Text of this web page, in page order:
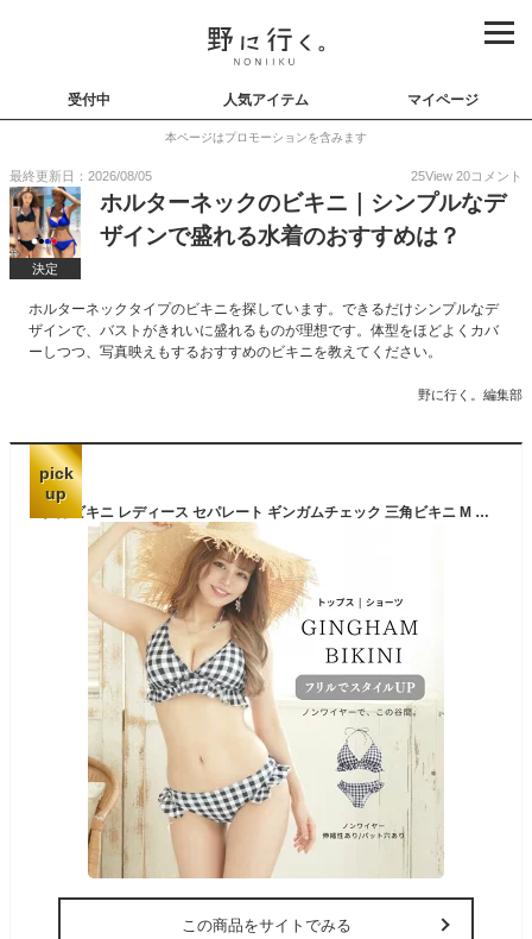
受付中 人気アイテム マイページ
本ページはプロモーションを含みます
最終更新日：2026/08/05 25View 20コメント
決定
ホルターネックのビキニ｜シンプルなデ
ザインで盛れる水着のおすすめは？
ホルターネックタイプのビキニを探しています。できるだけシンプルなデ
ザインで、バストがきれいに盛れるものが理想です。体型をほどよくカバ
ーしつつ、写真映えもするおすすめのビキニを教えてください。
野に行く。編集部
pick
up
水着 ビキニ レディース セパレート ギンガムチェック 三角ビキニ M L XLフリル 盛れる 夏 2点セット ノンワイヤー パット入り パット付き ホルターネック ブラック 黒 リボン
この商品をサイトでみる